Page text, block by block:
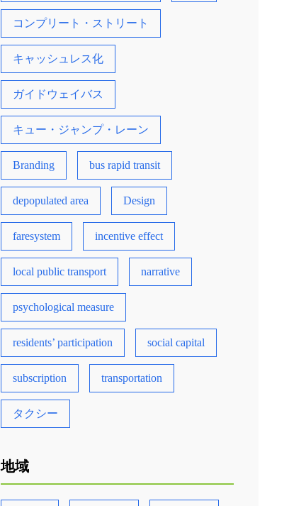
コンプリート・ストリート
キャッシュレス化
ガイドウェイバス
キュー・ジャンプ・レーン
Branding bus rapid transit
depopulated area Design
faresystem incentive effect
local public transport narrative
psychological measure
residents’ participation social capital
subscription transportation
タクシー
地域